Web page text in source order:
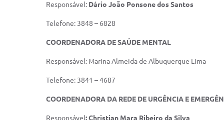
Responsável: Dário João Ponsone dos Santos
Telefone: 3848 – 6828
COORDENADORA DE SAÚDE MENTAL
Responsável: Marina Almeida de Albuquerque Lima
Telefone: 3841 – 4687
COORDENADORA DA REDE DE URGÊNCIA E
Responsável: Christian Mara Ribeiro da Silva